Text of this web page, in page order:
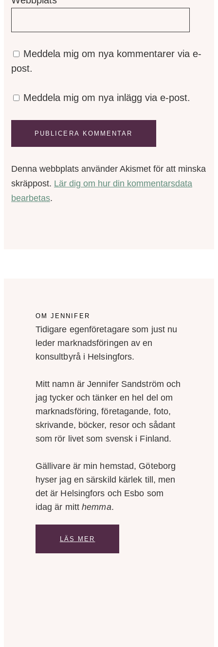
Meddela mig om nya kommentarer via e-
post.
Meddela mig om nya inlägg via e-post.
Denna webbplats använder Akismet för att minska
skräppost. Lär dig om hur din kommentarsdata
bearbetas.
OM JENNIFER
Tidigare egenföretagare som just nu
leder marknadsföringen av en
konsultbyrå i Helsingfors.
Mitt namn är Jennifer Sandström och
jag tycker och tänker en hel del om
marknadsföring, företagande, foto,
skrivande, böcker, resor och sådant
som rör livet som svensk i Finland.
Gällivare är min hemstad, Göteborg
hyser jag en särskild kärlek till, men
det är Helsingfors och Esbo som
idag är mitthemma.
LÄS MER